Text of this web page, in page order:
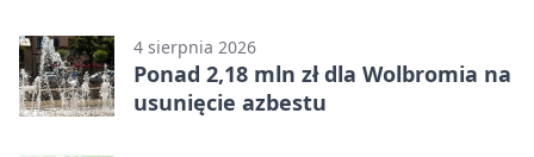
4 sierpnia 2026
Ponad 2,18 mln zł dla Wolbromia na
usunięcie azbestu